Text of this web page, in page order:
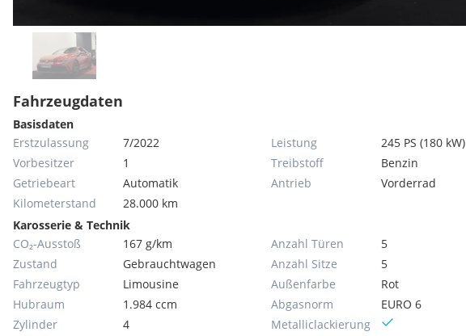
Fahrzeugdaten
Basisdaten
Erstzulassung
7/2022
Vorbesitzer
1
Getriebeart
Automatik
Kilometerstand
28.000 km
Leistung
245 PS (180 kW)
Treibstoff
Benzin
Antrieb
Vorderrad
Karosserie & Technik
CO₂-Ausstoß
167 g/km
Zustand
Gebrauchtwagen
Fahrzeugtyp
Limousine
Hubraum
1.984 ccm
Zylinder
4
Anzahl Türen
5
Anzahl Sitze
5
Außenfarbe
Rot
Abgasnorm
EURO 6
Metallic­lackierung